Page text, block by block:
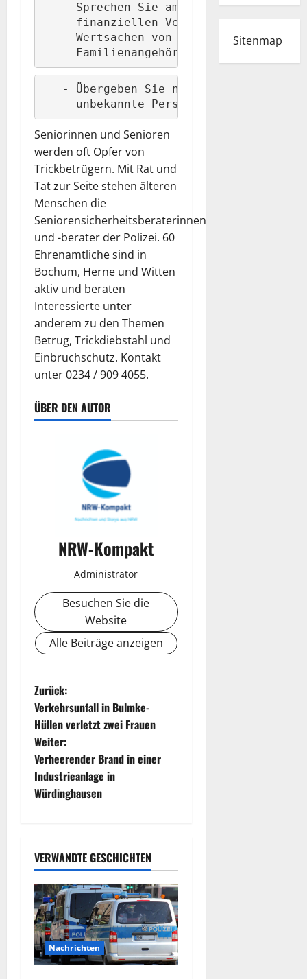
- Sprechen Sie am Telefon nie über
finanziellen Verhältnisse. Wenn
Wertsachen von Ihnen fordert:
Familienangehörigen oder Ihnen
- Übergeben Sie niemals Geld oder
     unbekannte Personen.
Seniorinnen und Senioren
werden oft Opfer von
Trickbetrügern. Mit Rat und
Tat zur Seite stehen älteren
Menschen die
Seniorensicherheitsberaterinnen
und -berater der Polizei. 60
Ehrenamtliche sind in
Bochum, Herne und Witten
aktiv und beraten
Interessierte unter
anderem zu den Themen
Betrug, Trickdiebstahl und
Einbruchschutz. Kontakt
unter 0234 / 909 4055.
ÜBER DEN AUTOR
NRW-Kompakt
Administrator
Besuchen Sie die
Website
Alle Beiträge anzeigen
B
e
i
t
g
s
n
a
Zurück:
Verkehrsunfall in Bulmke-
Hüllen verletzt zwei Frauen
Weiter:
Verheerender Brand in einer
Industrieanlage in
Würdinghausen
VERWANDTE GESCHICHTEN
Nachrichten
Sitenmap